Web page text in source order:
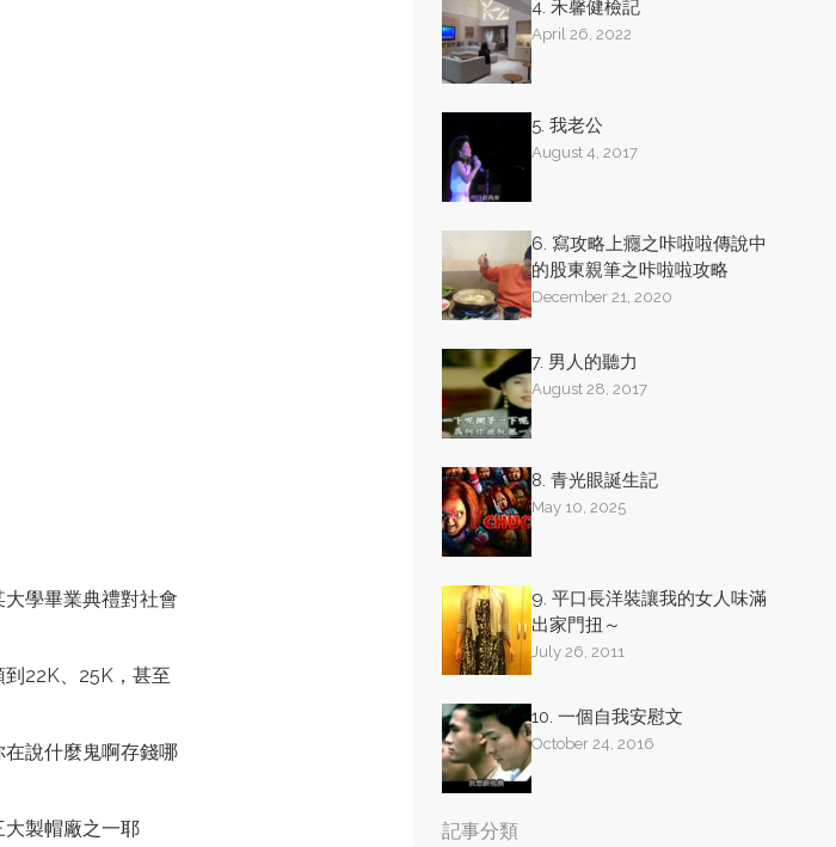
學畢業典禮對社會
22K、25K，甚至
說什麼鬼啊存錢哪
製帽廠之一耶
4. 禾馨健檢記
April 26, 2022
5. 我老公
August 4, 2017
6. 寫攻略上癮之咔啦啦傳說中
的股東親筆之咔啦啦攻略
December 21, 2020
7. 男人的聽力
August 28, 2017
8. 青光眼誕生記
May 10, 2025
9. 平口長洋裝讓我的女人味滿
出家門扭～
July 26, 2011
10. 一個自我安慰文
October 24, 2016
記事分類